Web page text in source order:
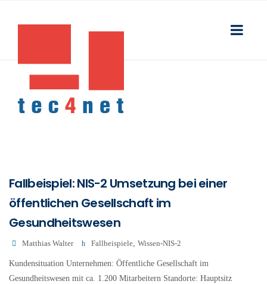
Fallbeispiel: NIS-2 Umsetzung bei einer
öffentlichen Gesellschaft im
Gesundheitswesen
Matthias Walter Fallbeispiele, Wissen-NIS-2
Kundensituation Unternehmen: Öffentliche Gesellschaft im
Gesundheitswesen mit ca. 1.200 Mitarbeitern Standorte: Hauptsitz